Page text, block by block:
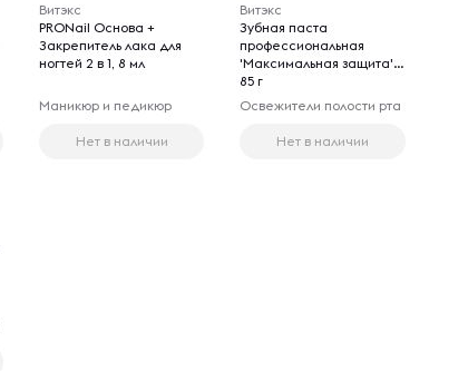
Витэкс
PRONail Основа +
Закрепитель лака для
ногтей 2 в 1, 8 мл
Маникюр и педикюр
Нет в наличии
Витэкс
Зубная паста
профессиональная
'Максимальная защита',
85 г
Освежители полости рта
Нет в наличии